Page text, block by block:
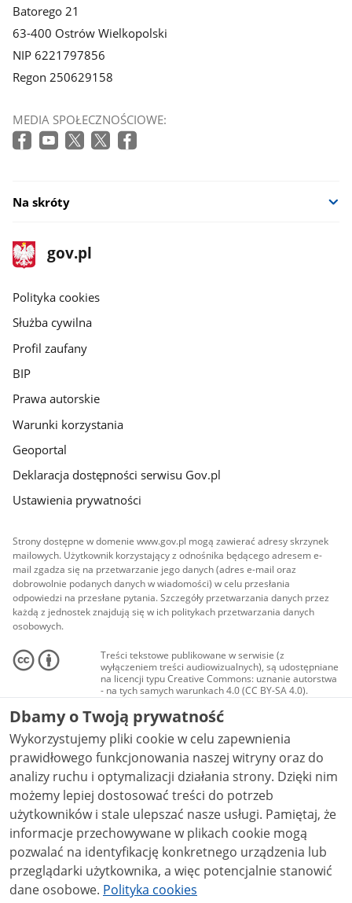
Batorego 21
63-400 Ostrów Wielkopolski
NIP 6221797856
Regon 250629158
MEDIA SPOŁECZNOŚCIOWE:
Na skróty
stopka
gov.pl
Strona
gov.pl
gov.pl
Polityka cookies
Służba cywilna
Profil zaufany
BIP
Prawa autorskie
Warunki korzystania
Geoportal
Deklaracja dostępności serwisu Gov.pl
Ustawienia prywatności
Strony dostępne w domenie www.gov.pl mogą zawierać adresy skrzynek
mailowych. Użytkownik korzystający z odnośnika będącego adresem e-
mail zgadza się na przetwarzanie jego danych (adres e-mail oraz
dobrowolnie podanych danych w wiadomości) w celu przesłania
odpowiedzi na przesłane pytania. Szczegóły przetwarzania danych przez
każdą z jednostek znajdują się w ich politykach przetwarzania danych
osobowych.
Treści tekstowe publikowane w serwisie (z
wyłączeniem treści audiowizualnych), są udostępniane
na licencji typu Creative Commons: uznanie autorstwa
- na tych samych warunkach 4.0 (CC BY-SA 4.0).
Materiały audiowizualne, w tym zdjęcia, materiały
audio i wideo, są udostępniane na licencji typu
Creative Commons: uznanie autorstwa użycie
niekomercyjne - bez utworów zależnych 4.0 (CC BY-
NC-ND 4.0), o ile nie jest to stwierdzone inaczej.
Dbamy o Twoją prywatność
Wykorzystujemy pliki cookie w celu zapewnienia
prawidłowego funkcjonowania naszej witryny oraz do
analizy ruchu i optymalizacji działania strony. Dzięki nim
możemy lepiej dostosować treści do potrzeb
użytkowników i stale ulepszać nasze usługi. Pamiętaj, że
informacje przechowywane w plikach cookie mogą
pozwalać na identyfikację konkretnego urządzenia lub
przeglądarki użytkownika, a więc potencjalnie stanowić
dane osobowe. Polityka cookies